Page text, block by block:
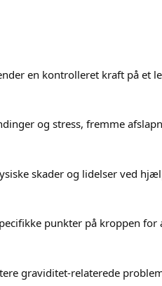
en kontrolleret kraft på et
og stress, fremme
skader og lidelser ved
punkter på kroppen for
graviditet-relaterede